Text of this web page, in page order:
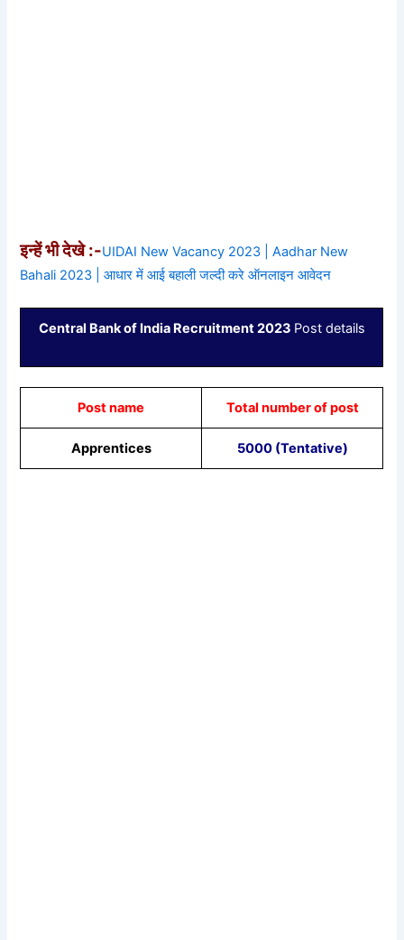
इन्हें भी देखे :-UIDAI New Vacancy 2023 | Aadhar New
Bahali 2023 | आधार में आई बहाली जल्दी करे ऑनलाइन आवेदन
Central Bank of India Recruitment 2023 Post details
Post name Total number of post
Apprentices 5000 (Tentative)